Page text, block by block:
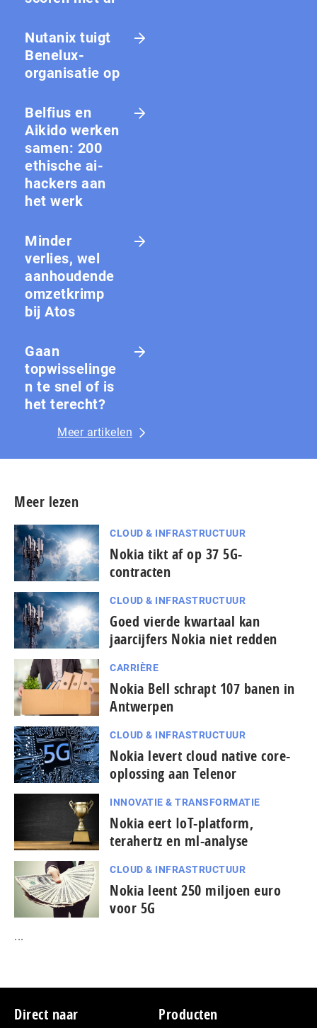
Nutanix tuigt
Benelux-
organisatie op
Belfius en
Aikido werken
samen: 200
ethische ai-
hackers aan
het werk
Minder
verlies, wel
aanhoudende
omzetkrimp
bij Atos
Gaan
topwisselinge
n te snel of is
het terecht?
Meer artikelen
Meer lezen
CLOUD & INFRASTRUCTUUR
Nokia tikt af op 37 5G-
contracten
CLOUD & INFRASTRUCTUUR
Goed vierde kwartaal kan
jaarcijfers Nokia niet redden
CARRIÈRE
Nokia Bell schrapt 107 banen in
Antwerpen
CLOUD & INFRASTRUCTUUR
Nokia levert cloud native core-
oplossing aan Telenor
INNOVATIE & TRANSFORMATIE
Nokia eert IoT-platform,
terahertz en ml-analyse
CLOUD & INFRASTRUCTUUR
Nokia leent 250 miljoen euro
voor 5G
...
Footer
Direct naar Producten